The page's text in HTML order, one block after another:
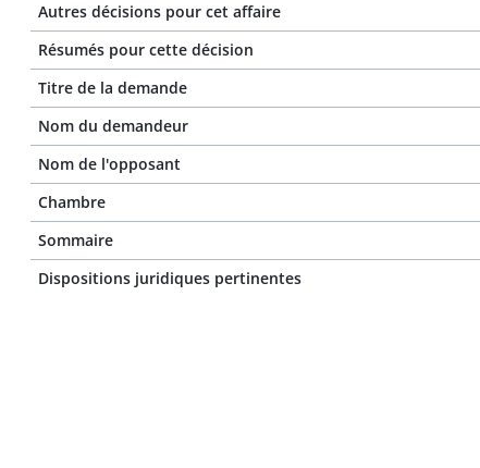
Autres décisions pour cet affaire
Résumés pour cette décision
Titre de la demande
Nom du demandeur
Nom de l'opposant
Chambre
Sommaire
Dispositions juridiques pertinentes